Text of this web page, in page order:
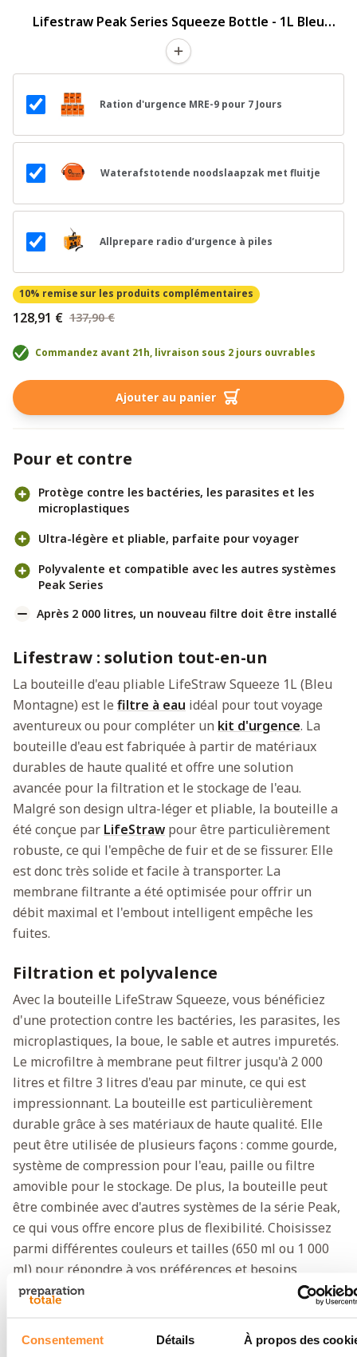
Consentement Détails À propos des
Lifestraw Peak Series Squeeze Bottle - 1L Bleu
Montagne
Ration d'urgence MRE-9 pour 7 Jours
Waterafstotende noodslaapzak met fluitje
Allprepare radio d’urgence à piles
10% remise sur les produits complémentaires
128,91 € 137,90 €
Commandez avant 21h, livraison sous 2 jours ouvrables
Ajouter au panier
Pour et contre
Protège contre les bactéries, les parasites et les
microplastiques
Ultra-légère et pliable, parfaite pour voyager
Polyvalente et compatible avec les autres systèmes
Peak Series
Après 2 000 litres, un nouveau filtre doit être installé
Lifestraw : solution tout-en-un
La bouteille d'eau pliable LifeStraw Squeeze 1L (Bleu
Montagne) est le filtre à eau idéal pour tout voyage
aventureux ou pour compléter un kit d'urgence. La
bouteille d'eau est fabriquée à partir de matériaux
durables de haute qualité et offre une solution
avancée pour la filtration et le stockage de l'eau.
Malgré son design ultra-léger et pliable, la bouteille a
été conçue par LifeStraw pour être particulièrement
robuste, ce qui l'empêche de fuir et de se fissurer. Elle
est donc très solide et facile à transporter. La
membrane filtrante a été optimisée pour offrir un
débit maximal et l'embout intelligent empêche les
fuites.
Filtration et polyvalence
Avec la bouteille LifeStraw Squeeze, vous bénéficiez
d'une protection contre les bactéries, les parasites, les
microplastiques, la boue, le sable et autres impuretés.
Le microfiltre à membrane peut filtrer jusqu'à 2 000
litres et filtre 3 litres d'eau par minute, ce qui est
impressionnant. La bouteille est particulièrement
durable grâce à ses matériaux de haute qualité. Elle
peut être utilisée de plusieurs façons : comme gourde,
système de compression pour l'eau, paille ou filtre
amovible pour le stockage. De plus, la bouteille peut
être combinée avec d'autres systèmes de la série Peak,
ce qui vous offre encore plus de flexibilité. Choisissez
parmi différentes couleurs et tailles (650 ml ou 1 000
ml) pour répondre à vos préférences et besoins
spécifiques.